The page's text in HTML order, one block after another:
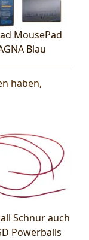
MousePad
Blau
haben,
Schnur auch
Powerballs